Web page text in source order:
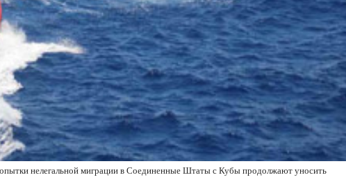
нелегальной миграции в Соединенные Штаты с Кубы продолжают уносить